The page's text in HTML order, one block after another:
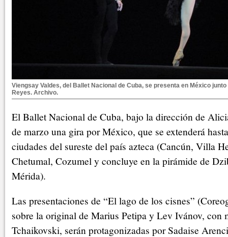
Viengsay Valdes, del Ballet Nacional de Cuba, se presenta en México
Reyes. Archivo.
El Ballet Nacional de Cuba, bajo la dirección de
de marzo una gira por México, que se extenderá
ciudades del sureste del país azteca (Cancún, Villa
Chetumal, Cozumel y concluye en la pirámide de
Mérida).
Las presentaciones de “El lago de los cisnes”
sobre la original de Marius Petipa y Lev Ivánov, con
Tchaikovski, serán protagonizadas por Sadaise